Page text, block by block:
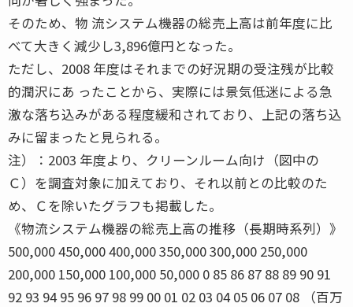
そのため、物 流システム機器の総売上高は前年度に比
べて大きく減少し3,896億円となった。
ただし、2008 年度はそれまでの好況期の受注残が比較
的潤沢にあ ったことから、実際には景気低迷による急
激な落ち込みがある程度緩和されており、上記の落ち込
みに留まったと見られる。
注）：2003 年度より、クリーンルーム向け（図中の
Ｃ）を調査対象に加えており、それ以前との比較のた
め、Ｃを除いたグラフも掲載した。
《物流システム機器の総売上高の推移（長期時系列）》
500,000 450,000 400,000 350,000 300,000 250,000
200,000 150,000 100,000 50,000 0 85 86 87 88 89 90 91
92 93 94 95 96 97 98 99 00 01 02 03 04 05 06 07 08 （百万